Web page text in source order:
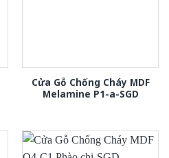
Cửa Gỗ Chống Cháy MDF
Melamine P1-a-SGD